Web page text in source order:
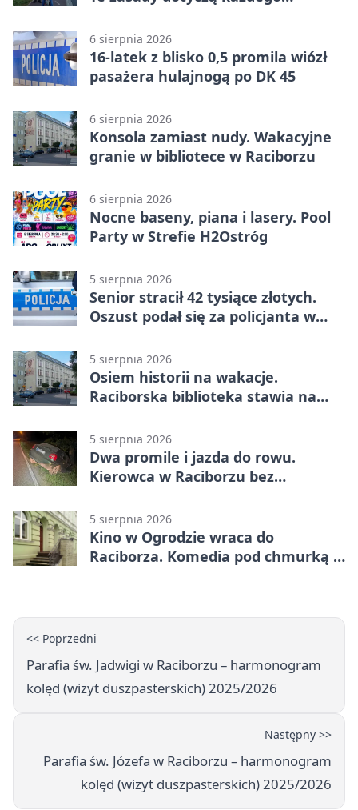
6 sierpnia 2026
16-latek z blisko 0,5 promila wiózł
pasażera hulajnogą po DK 45
6 sierpnia 2026
Konsola zamiast nudy. Wakacyjne
granie w bibliotece w Raciborzu
6 sierpnia 2026
Nocne baseny, piana i lasery. Pool
Party w Strefie H2Ostróg
5 sierpnia 2026
Senior stracił 42 tysiące złotych.
Oszust podał się za policjanta w
5 sierpnia 2026
Osiem historii na wakacje.
Raciborska biblioteka stawia na
5 sierpnia 2026
Dwa promile i jazda do rowu.
Kierowca w Raciborzu bez
5 sierpnia 2026
Kino w Ogrodzie wraca do
Raciborza. Komedia pod chmurką w
<< Poprzedni
Parafia św. Jadwigi w Raciborzu – harmonogram
kolęd (wizyt duszpasterskich) 2025/2026
Następny >>
Parafia św. Józefa w Raciborzu – harmonogram
kolęd (wizyt duszpasterskich) 2025/2026